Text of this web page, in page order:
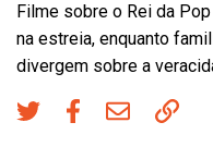
Filme sobre o Rei da
na estreia, enquanto
divergem sobre a